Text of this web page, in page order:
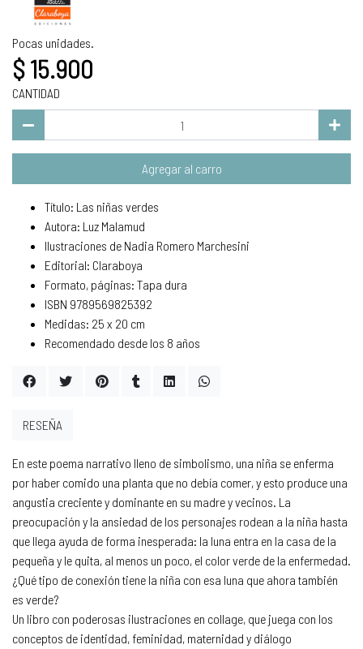
Pocas unidades.
$ 15.900
CANTIDAD
Agregar al carro
Título: Las niñas verdes
Autora: Luz Malamud
Ilustraciones de Nadia Romero Marchesini
Editorial: Claraboya
Formato, páginas: Tapa dura
ISBN 9789569825392
Medidas: 25 x 20 cm
Recomendado desde los 8 años
En este poema narrativo lleno de simbolismo, una niña se enferma
por haber comido una planta que no debía comer, y esto produce una
angustia creciente y dominante en su madre y vecinos. La
preocupación y la ansiedad de los personajes rodean a la niña hasta
que llega ayuda de forma inesperada: la luna entra en la casa de la
pequeña y le quita, al menos un poco, el color verde de la enfermedad.
¿Qué tipo de conexión tiene la niña con esa luna que ahora también
es verde?
Un libro con poderosas ilustraciones en collage, que juega con los
conceptos de identidad, feminidad, maternidad y diálogo
RESEÑA